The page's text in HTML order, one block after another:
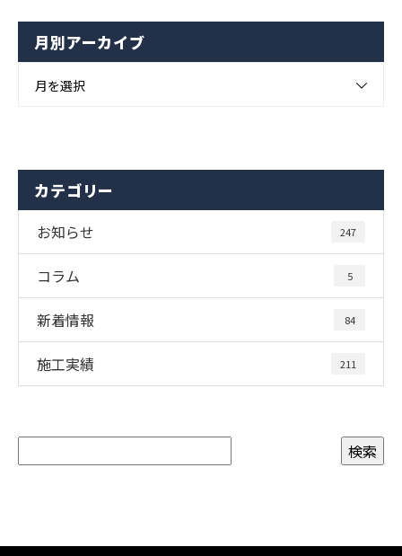
月別アーカイブ
月を選択
カテゴリー
お知らせ 247
コラム 5
新着情報 84
施工実績 211